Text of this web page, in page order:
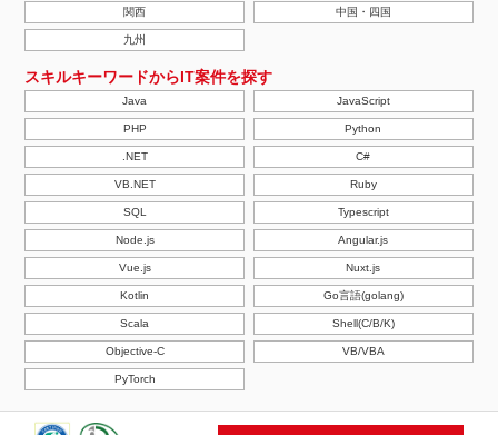
関西 中国・四国
九州
スキルキーワードからIT案件を探す
Java JavaScript
PHP Python
.NET C#
VB.NET Ruby
SQL Typescript
Node.js Angular.js
Vue.js Nuxt.js
Kotlin Go言語(golang)
Scala Shell(C/B/K)
Objective-C VB/VBA
PyTorch